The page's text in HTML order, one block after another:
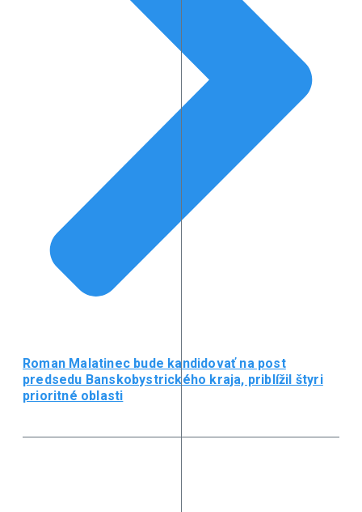
Roman Malatinec bude kandidovať na post
predsedu Banskobystrického kraja, priblížil štyri
prioritné oblasti